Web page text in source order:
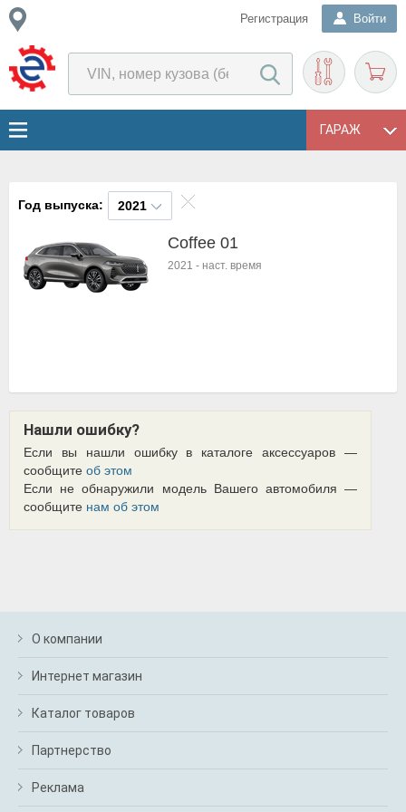
Регистрация Войти
ГАРАЖ
Год выпуска: 2021
Coffee 01
2021 - наст. время
Нашли ошибку?
Если вы нашли ошибку в каталоге аксессуаров —
сообщите об этом
Если не обнаружили модель Вашего автомобиля —
сообщите нам об этом
О компании
Интернет магазин
Каталог товаров
Партнерство
Реклама